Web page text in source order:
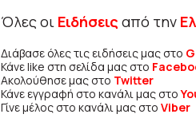
Όλες οι Ειδήσεις από την
Διάβασε όλες τις ειδήσεις μας στο
Κάνε like στη σελίδα μας στο
Ακολούθησε μας στο Twitter
Κάνε εγγραφή στο κανάλι μας στο
Γίνε μέλος στο κανάλι μας στο Viber